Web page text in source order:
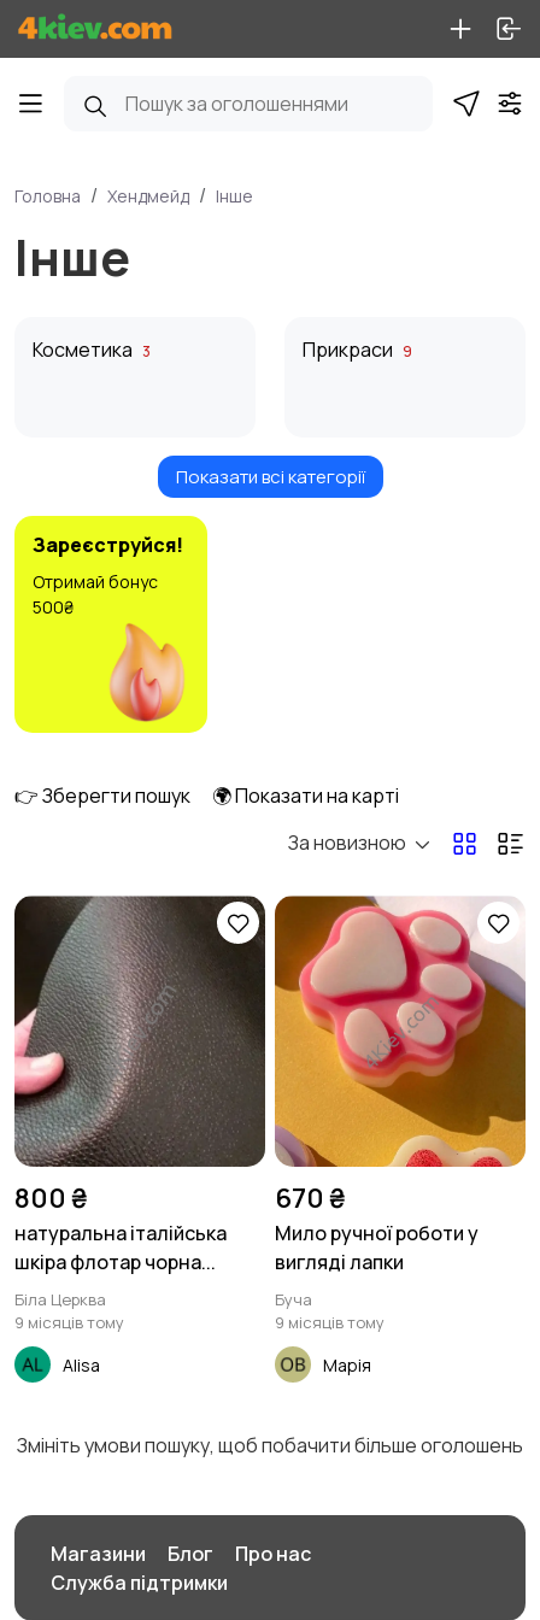
Головна Хендмейд Інше
Інше
Косметика 3 Прикраси 9
Ляльки та іграшки 4
Оформлення
Аксесуари 3
Інше 2
Показати всі категорії
Зареєструйся!
Отримай бонус
500₴
👉 Зберегти пошук
🌍 Показати на карті
За новизною
800 ₴
натуральна італійська
шкіра флотар чорна...
Біла Церква
9 місяців тому
Alisa
670 ₴
Мило ручної роботи у
вигляді лапки
Буча
9 місяців тому
Марія
Змініть умови пошуку, щоб побачити більше оголошень
Магазини Блог
Про нас
Служба підтримки